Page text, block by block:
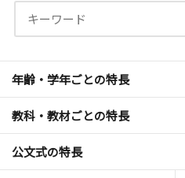
年齢・学年ごとの特長
教科・教材ごとの特長
公文式の特長